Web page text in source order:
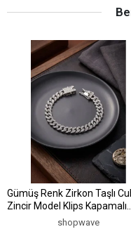
Gümüş Renk Zirkon Taşlı
Zincir Model Klips Kapamalı
Erkek Bileklikshopwave